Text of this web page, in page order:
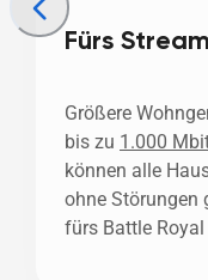
Fürs
Größere
bis zu 1.000
können alle
ohne Störungen
fürs Battle Royal